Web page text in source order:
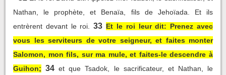
Nathan, le prophète, et Benaïa, fils de Jehoïada. Et ils
entrèrent devant le roi.
33 Et le roi leur dit: Prenez avec
vous les serviteurs de votre seigneur, et faites monter
Salomon, mon fils, sur ma mule, et faites-le descendre à
Guihon; 34 et que Tsadok, le sacrificateur, et Nathan, le